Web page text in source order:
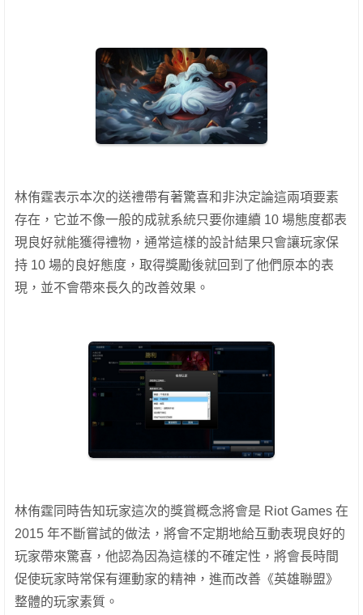
林侑霆表示本次的送禮帶有著驚喜和非決定論這兩項要素
存在，它並不像一般的成就系統只要你連續 10 場態度都表
現良好就能獲得禮物，通常這樣的設計結果只會讓玩家保
持 10 場的良好態度，取得獎勵後就回到了他們原本的表
現，並不會帶來長久的改善效果。
林侑霆同時告知玩家這次的獎賞概念將會是 Riot Games 在
2015 年不斷嘗試的做法，將會不定期地給互動表現良好的
玩家帶來驚喜，他認為因為這樣的不確定性，將會長時間
促使玩家時常保有運動家的精神，進而改善《英雄聯盟》
整體的玩家素質。